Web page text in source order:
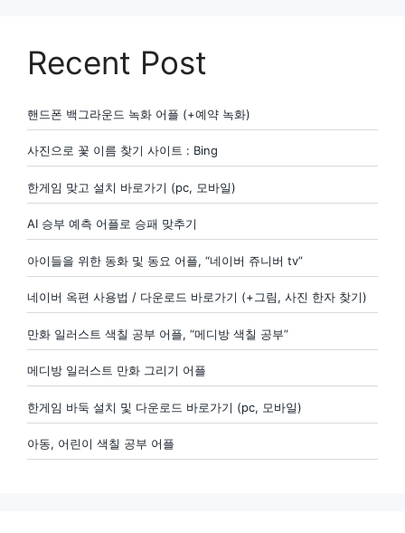
Recent Post
핸드폰 백그라운드 녹화 어플 (+예약 녹화)
사진으로 꽃 이름 찾기 사이트 : Bing
한게임 맞고 설치 바로가기 (pc, 모바일)
AI 승부 예측 어플로 승패 맞추기
아이들을 위한 동화 및 동요 어플, “네이버 쥬니버 tv”
네이버 옥편 사용법 / 다운로드 바로가기 (+그림, 사진 한자 찾기)
만화 일러스트 색칠 공부 어플, “메디방 색칠 공부”
메디방 일러스트 만화 그리기 어플
한게임 바둑 설치 및 다운로드 바로가기 (pc, 모바일)
아동, 어린이 색칠 공부 어플